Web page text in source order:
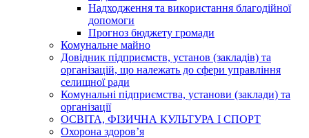
Надходження та використання благодійної
допомоги
Прогноз бюджету громади
Комунальне майно
Довідник підприємств, установ (закладів) та
організацій, що належать до сфери управління
селищної ради
Комунальні підприємства, установи (заклади) та
організації
ОСВІТА, ФІЗИЧНА КУЛЬТУРА І СПОРТ
Охорона здоров’я